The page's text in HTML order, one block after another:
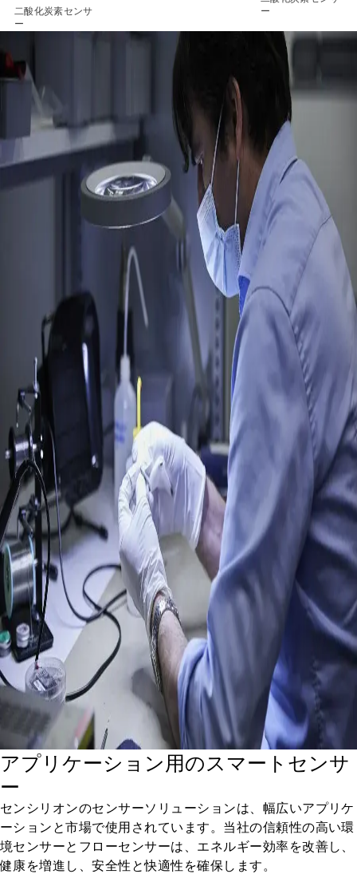
二酸化炭素センサ
ー
ー
アプリケーション用のスマートセンサ
ー
センシリオンのセンサーソリューションは、幅広いアプリケ
ーションと市場で使用されています。当社の信頼性の高い環
境センサーとフローセンサーは、エネルギー効率を改善し、
健康を増進し、安全性と快適性を確保します。